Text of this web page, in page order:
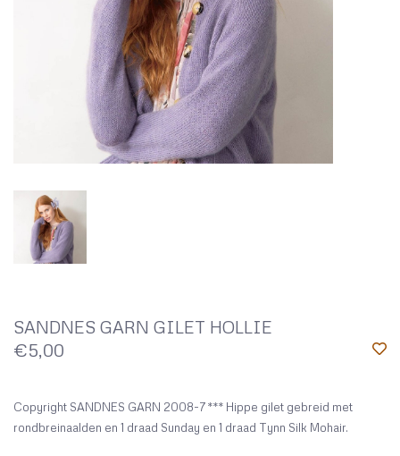
SANDNES GARN GILET HOLLIE
€5,00
Copyright SANDNES GARN 2008-7*** Hippe gilet gebreid met
rondbreinaalden en 1 draad Sunday en 1 draad Tynn Silk Mohair.